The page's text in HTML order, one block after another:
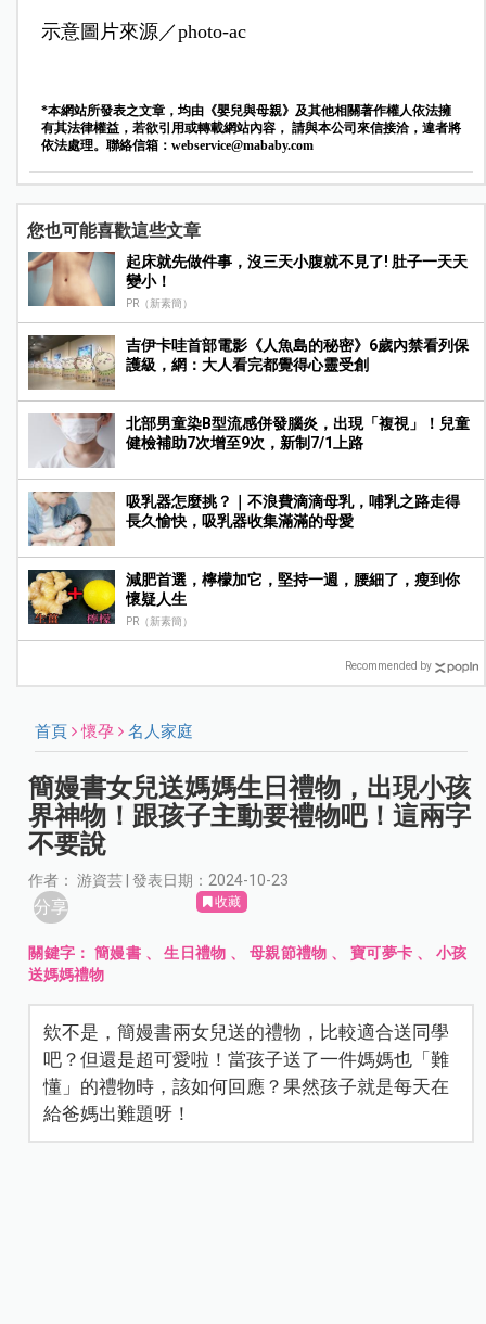
示意圖片來源／photo-ac
*本網站所發表之文章，均由《嬰兒與母親》及其他相關著作權人依法擁
有其法律權益，若欲引用或轉載網站內容， 請與本公司來信接洽，違者將
依法處理。聯絡信箱： webservice@mababy.com
您也可能喜歡這些文章
起床就先做件事，沒三天小腹就不見了! 肚子一天天
變小！
PR（新素簡）
吉伊卡哇首部電影《人魚島的秘密》6歲內禁看列保
護級，網：大人看完都覺得心靈受創
北部男童染B型流感併發腦炎，出現「複視」！兒童
健檢補助7次增至9次，新制7/1上路
吸乳器怎麼挑？｜不浪費滴滴母乳，哺乳之路走得
長久愉快，吸乳器收集滿滿的母愛
減肥首選，檸檬加它，堅持一週，腰細了，瘦到你
懷疑人生
PR（新素簡）
Recommended by
首頁 懷孕 名人家庭
簡嫚書女兒送媽媽生日禮物，出現小孩
界神物！跟孩子主動要禮物吧！這兩字
不要說
作者： 游資芸 | 發表日期：2024-10-23
分享 收藏
關鍵字：簡嫚書 、生日禮物 、 母親節禮物 、 寶可夢卡 、 小孩
送媽媽禮物
欸不是，簡嫚書兩女兒送的禮物，比較適合送同學
吧？但還是超可愛啦！當孩子送了一件媽媽也「難
懂」的禮物時，該如何回應？果然孩子就是每天在
給爸媽出難題呀！